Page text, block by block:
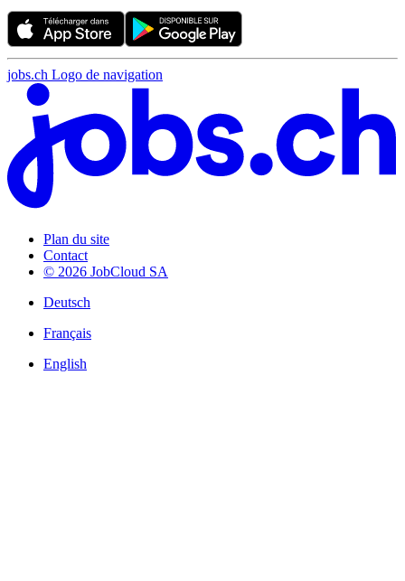
jobs.ch Logo de navigation
Plan du site
Contact
© 2026 JobCloud SA
Deutsch
Français
English